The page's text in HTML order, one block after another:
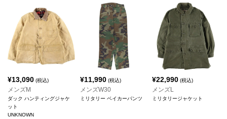
¥13,090 (税込)
メンズM
ダック ハンティングジャケ
ット
UNKNOWN
¥11,990(税込)
メンズW30
ミリタリー ベイカーパンツ
¥22,990 (税込)
メンズL
ミリタリージャケット